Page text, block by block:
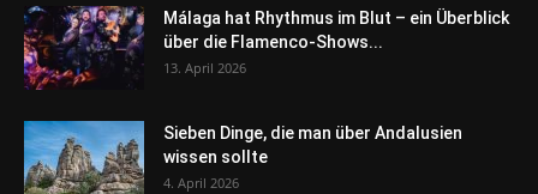
Málaga hat Rhythmus im Blut – ein Überblick
über die Flamenco-Shows...
13. April 2026
Sieben Dinge, die man über Andalusien
wissen sollte
4. April 2026